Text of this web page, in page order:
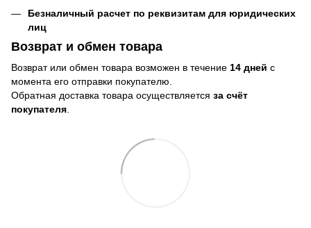
Безналичный расчет по реквизитам для юридических
лиц
Возврат и обмен товара
Возврат или обмен товара возможен в течение 14 дней с
момента его отправки покупателю.
Обратная доставка товара осуществляется за счёт
покупателя